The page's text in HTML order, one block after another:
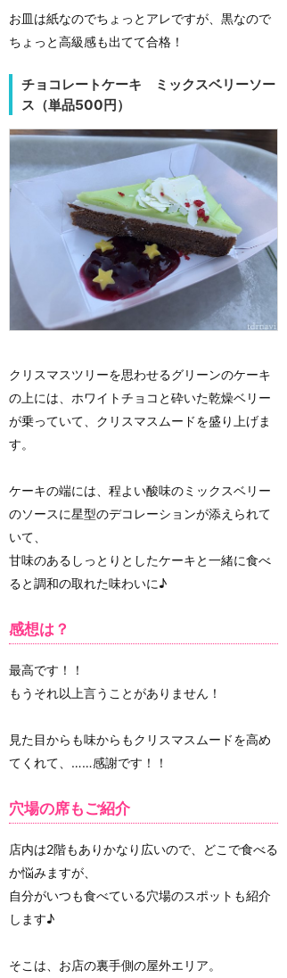
お皿は紙なのでちょっとアレですが、黒なので
ちょっと高級感も出てて合格！
チョコレートケーキ ミックスベリーソー
ス（単品500円）
クリスマスツリーを思わせるグリーンのケーキ
の上には、ホワイトチョコと砕いた乾燥ベリー
が乗っていて、クリスマスムードを盛り上げま
す。
ケーキの端には、程よい酸味のミックスベリー
のソースに星型のデコレーションが添えられて
いて、
甘味のあるしっとりとしたケーキと一緒に食べ
ると調和の取れた味わいに♪
感想は？
最高です！！
もうそれ以上言うことがありません！
見た目からも味からもクリスマスムードを高め
てくれて、……感謝です！！
穴場の席もご紹介
店内は2階もありかなり広いので、どこで食べる
か悩みますが、
自分がいつも食べている穴場のスポットも紹介
します♪
そこは、お店の裏手側の屋外エリア。